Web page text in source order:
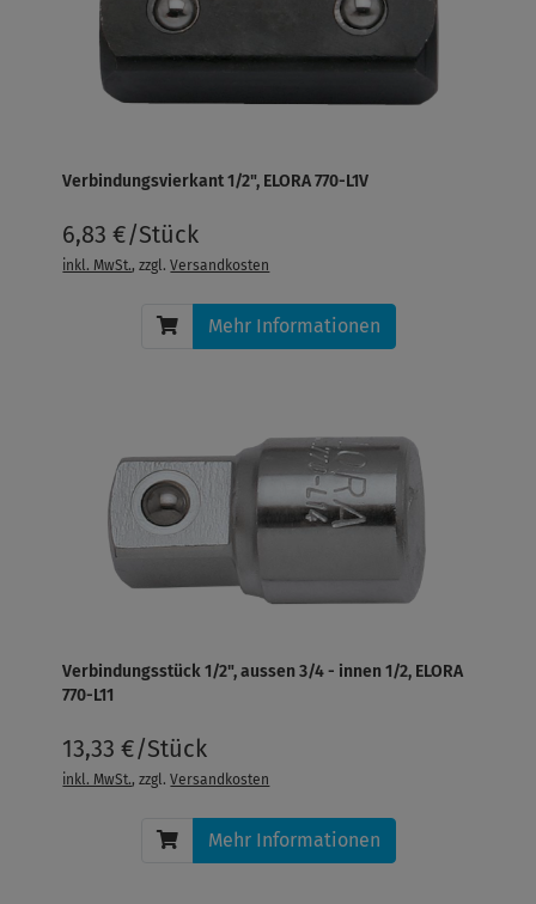
Verbindungsvierkant 1/2", ELORA 770-L1V
6,83 €/Stück
inkl. MwSt., zzgl.Versandkosten
Mehr Informationen
Verbindungsstück 1/2", aussen 3/4 - innen 1/2, ELORA
770-L11
13,33 €/Stück
inkl. MwSt., zzgl.Versandkosten
Mehr Informationen